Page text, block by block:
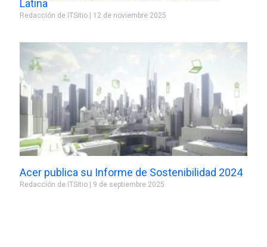
Latina
Redacción de ITSitio 12 de noviembre 2025
Acer publica su Informe de Sostenibilidad 2024
Redacción de ITSitio 9 de septiembre 2025